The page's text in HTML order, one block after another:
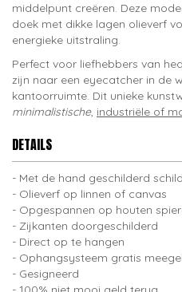
middelpunt creëren. Deze
doek met dikke lagen olieverf
energieke uitstraling.
Perfect voor liefhebbers van
zijn naar een eyecatcher in de
kantoorruimte. Dit unieke
minimalistische, industriële of
DETAILS
Met de hand geschilderd
Olieverf op linnen of canvas
Opgespannen op houten
Zijkanten doorgeschilderd
Direct op te hangen
Ophangsysteem gratis
Gesigneerd